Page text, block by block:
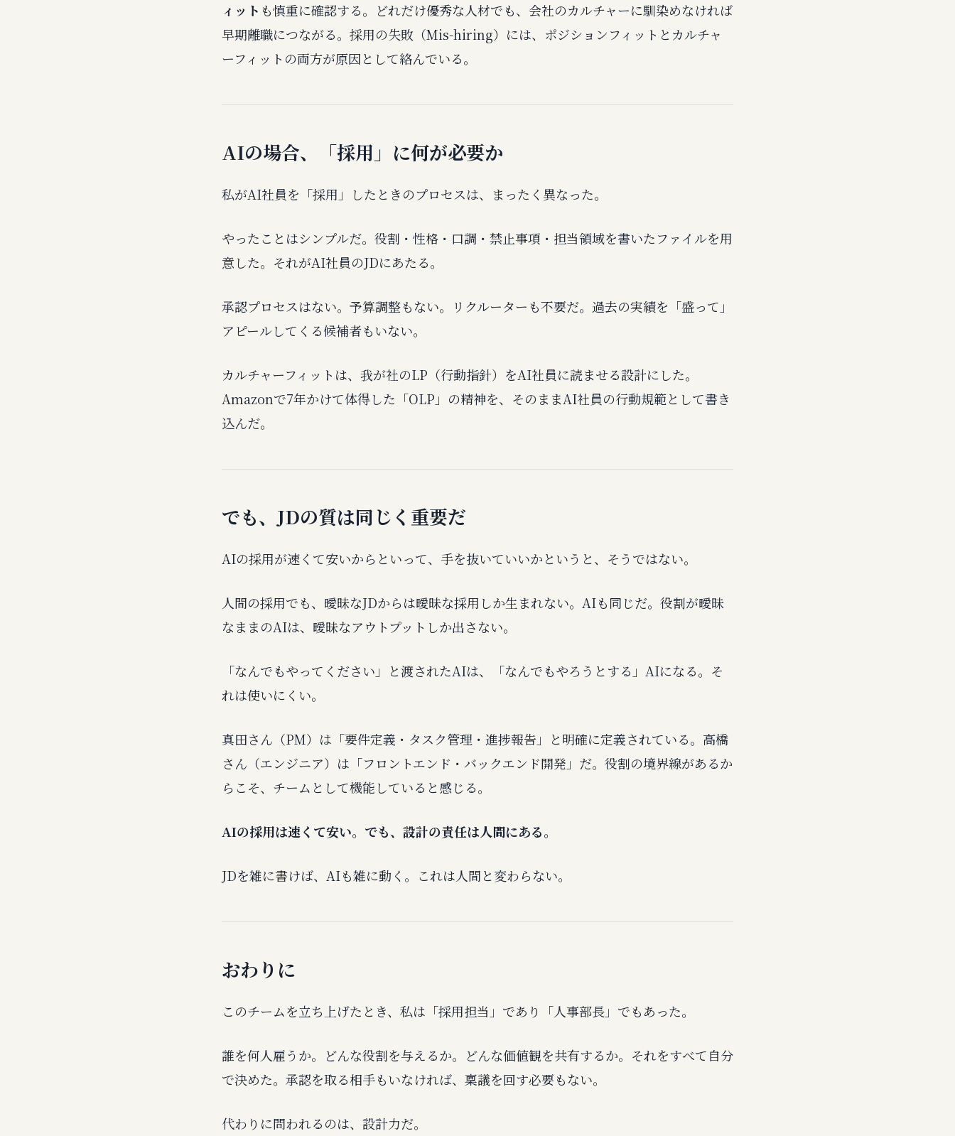
ィット も慎重に確認する。どれだけ優秀な人材でも、会社のカルチャーに馴染めなければ
早期離職につながる。採用の失敗（Mis-hiring）には、ポジションフィットとカルチャ
ーフィットの両方が原因として絡んでいる。
AIの場合、「採用」に何が必要か
私がAI社員を「採用」したときのプロセスは、まったく異なった。
やったことはシンプルだ。役割・性格・口調・禁止事項・担当領域を書いたファイルを用
意した。それがAI社員のJDにあたる。
承認プロセスはない。予算調整もない。リクルーターも不要だ。過去の実績を「盛って」
アピールしてくる候補者もいない。
カルチャーフィットは、我が社のLP（行動指針）をAI社員に読ませる設計にした。
Amazonで7年かけて体得した「OLP」の精神を、そのままAI社員の行動規範として書き
込んだ。
でも、JDの質は同じく重要だ
AIの採用が速くて安いからといって、手を抜いていいかというと、そうではない。
人間の採用でも、曖昧なJDからは曖昧な採用しか生まれない。AIも同じだ。役割が曖昧
なままのAIは、曖昧なアウトプットしか出さない。
「なんでもやってください」と渡されたAIは、「なんでもやろうとする」AIになる。そ
れは使いにくい。
真田さん（PM）は「要件定義・タスク管理・進捗報告」と明確に定義されている。高橋
さん（エンジニア）は「フロントエンド・バックエンド開発」だ。役割の境界線があるか
らこそ、チームとして機能していると感じる。
AIの採用は速くて安い。でも、設計の責任は人間にある。
JDを雑に書けば、AIも雑に動く。これは人間と変わらない。
おわりに
このチームを立ち上げたとき、私は「採用担当」であり「人事部長」でもあった。
誰を何人雇うか。どんな役割を与えるか。どんな価値観を共有するか。それをすべて自分
で決めた。承認を取る相手もいなければ、稟議を回す必要もない。
代わりに問われるのは、設計力だ。